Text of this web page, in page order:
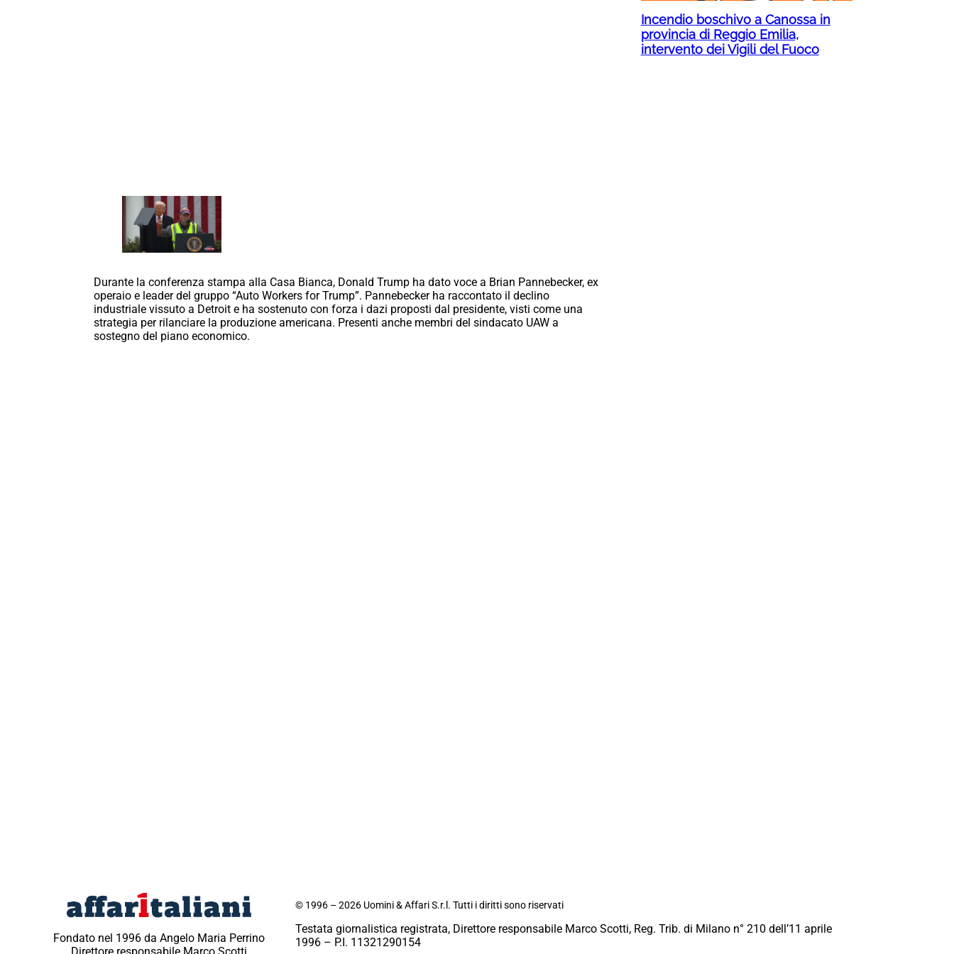
Durante la conferenza stampa alla Casa Bianca, Donald Trump ha dato voce a Brian Pannebecker, ex
operaio e leader del gruppo “Auto Workers for Trump”. Pannebecker ha raccontato il declino
industriale vissuto a Detroit e ha sostenuto con forza i dazi proposti dal presidente, visti come una
strategia per rilanciare la produzione americana. Presenti anche membri del sindacato UAW a
sostegno del piano economico.
Incendio boschivo a Canossa in
provincia di Reggio Emilia,
intervento dei Vigili del Fuoco
Fondato nel 1996 da Angelo Maria Perrino
© 1996 – 2026 Uomini & Affari S.r.l. Tutti i diritti sono riservati
Testata giornalistica registrata, Direttore responsabile Marco Scotti, Reg. Trib. di Milano n° 210 dell’11 aprile
1996 – P.I. 11321290154